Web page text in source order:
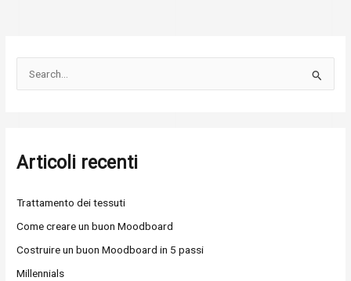
a
Articoli recenti
Trattamento dei tessuti
Come creare un buon Moodboard
Costruire un buon Moodboard in 5 passi
Millennials